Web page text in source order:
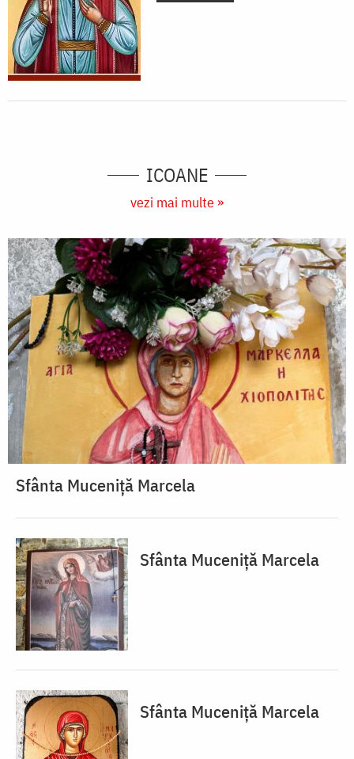
ICOANE
vezi mai multe »
Sfânta Muceniță Marcela
Sfânta Muceniță Marcela
Sfânta Muceniță Marcela